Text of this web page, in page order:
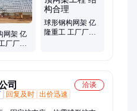
网架 亿
厂厂房
球形钢构网架 亿
隆重工 工厂厂房
司
洽谈
回复及时 出价迅速